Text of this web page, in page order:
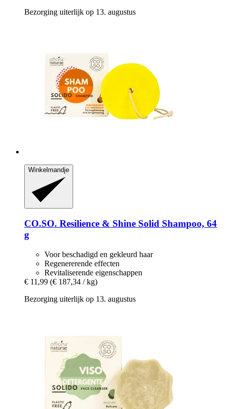
Bezorging uiterlijk op 13. augustus
Winkelmandje
CO.SO. Resilience & Shine Solid Shampoo, 64
g
Voor beschadigd en gekleurd haar
Regenererende effecten
Revitaliserende eigenschappen
€ 11,99 (€ 187,34 / kg)
Bezorging uiterlijk op 13. augustus